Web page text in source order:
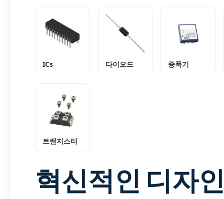
ICs 다이오드 증폭기
트랜지스터
혁신적인 디자